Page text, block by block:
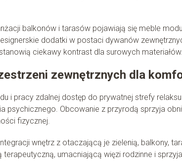
balkonów i tarasów pojawiają się meble
dodatki w postaci dywanów
ciekawy kontrast dla surowych materiałów.
zewnętrznych dla
i pracy zdalnej dostęp do prywatnej strefy
psychicznego. Obcowanie z przyrodą sprzyja
fizycznej.
wnętrz z otaczającą je zielenią, balkony,
terapeutyczną, umacniającą więzi rodzinne i